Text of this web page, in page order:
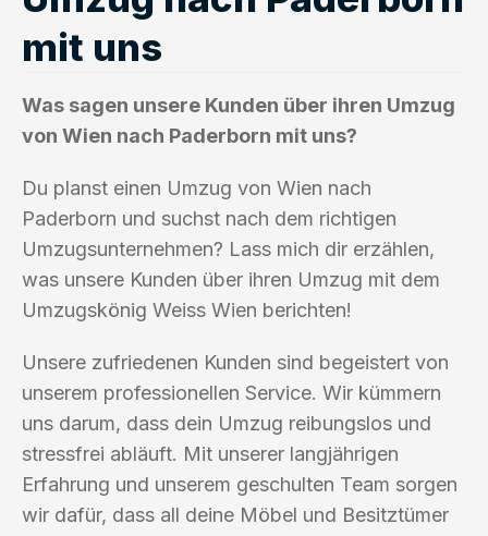
mit uns
Was sagen unsere Kunden über ihren Umzug
von Wien nach Paderborn mit uns?
Du planst einen Umzug von Wien nach
Paderborn und suchst nach dem richtigen
Umzugsunternehmen? Lass mich dir erzählen,
was unsere Kunden über ihren Umzug mit dem
Umzugskönig Weiss Wien berichten!
Unsere zufriedenen Kunden sind begeistert von
unserem professionellen Service. Wir kümmern
uns darum, dass dein Umzug reibungslos und
stressfrei abläuft. Mit unserer langjährigen
Erfahrung und unserem geschulten Team sorgen
wir dafür, dass all deine Möbel und Besitztümer